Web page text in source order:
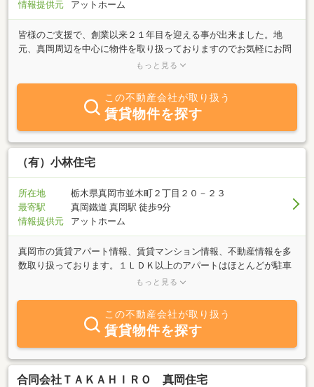
情報提供元 アットホーム
皆様のご支援で、創業以来２１年目を迎える事が出来ました。地
元、真岡周辺を中心に物件を取り扱っておりますのでお気軽にお問
い合わせ下さい。●所属団体 (社)栃木県宅地建物取引業協会●保証
もっと見る
この不動産会社が取り扱う
賃貸物件を探す
（有）小林住宅
所在地
栃木県真岡市並木町２丁目２０－２３
最寄駅
真岡鐵道 真岡駅 徒歩9分
情報提供元
アットホーム
真岡市の賃貸アパート情報、賃貸マンション情報、不動産情報を多
数取り扱っております。１ＬＤＫ以上のアパートはほとんどが駐車
２台無料です。真岡市の賃貸アパートはシャーメゾンショップ(有)
もっと見る
この不動産会社が取り扱う
賃貸物件を探す
合同会社ＴＡＫＡＨＩＲＯ 真岡住宅